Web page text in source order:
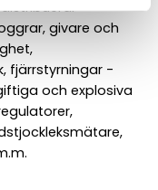
givare och
fjärrstyrningar -
och explosiva